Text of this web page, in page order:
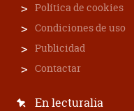
Política de cookies
Condiciones de uso
Publicidad
Contactar
En lecturalia